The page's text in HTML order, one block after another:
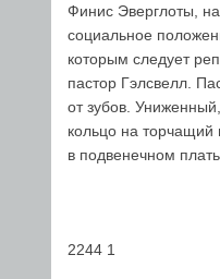
Финис Эверглоты,
социальное
которым следует
пастор Гэлсвелл.
от зубов.
кольцо на торчащий
в подвенечном
2244 1